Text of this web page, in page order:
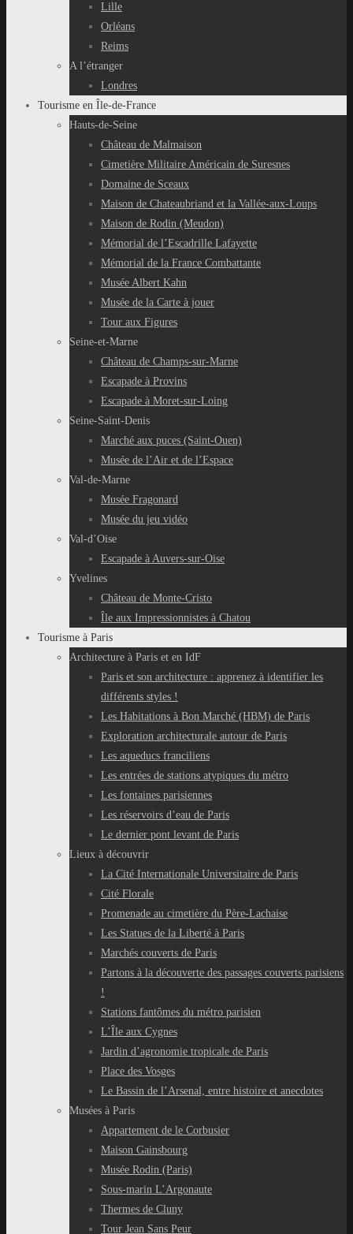
Lille
Orléans
Reims
A l’étranger
Londres
Tourisme en Île-de-France
Hauts-de-Seine
Château de Malmaison
Cimetière Militaire Américain de Suresnes
Domaine de Sceaux
Maison de Chateaubriand et la Vallée-aux-Loups
Maison de Rodin (Meudon)
Mémorial de l’Escadrille Lafayette
Mémorial de la France Combattante
Musée Albert Kahn
Musée de la Carte à jouer
Tour aux Figures
Seine-et-Marne
Château de Champs-sur-Marne
Escapade à Provins
Escapade à Moret-sur-Loing
Seine-Saint-Denis
Marché aux puces (Saint-Ouen)
Musée de l’Air et de l’Espace
Val-de-Marne
Musée Fragonard
Musée du jeu vidéo
Val-d’Oise
Escapade à Auvers-sur-Oise
Yvelines
Château de Monte-Cristo
Île aux Impressionnistes à Chatou
Tourisme à Paris
Architecture à Paris et en IdF
Paris et son architecture : apprenez à identifier les
différents styles !
Les Habitations à Bon Marché (HBM) de Paris
Exploration architecturale autour de Paris
Les aqueducs franciliens
Les entrées de stations atypiques du métro
Les fontaines parisiennes
Les réservoirs d’eau de Paris
Le dernier pont levant de Paris
Lieux à découvrir
La Cité Internationale Universitaire de Paris
Cité Florale
Promenade au cimetière du Père-Lachaise
Les Statues de la Liberté à Paris
Marchés couverts de Paris
Partons à la découverte des passages couverts parisiens
!
Stations fantômes du métro parisien
L’Île aux Cygnes
Jardin d’agronomie tropicale de Paris
Place des Vosges
Le Bassin de l’Arsenal, entre histoire et anecdotes
Musées à Paris
Appartement de le Corbusier
Maison Gainsbourg
Musée Rodin (Paris)
Sous-marin L’Argonaute
Thermes de Cluny
Tour Jean Sans Peur